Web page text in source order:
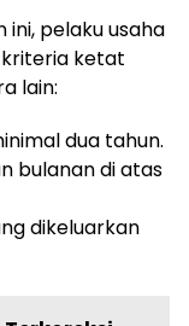
pelaku usaha
ketat
lain:
dua tahun.
bulanan di atas
dikeluarkan